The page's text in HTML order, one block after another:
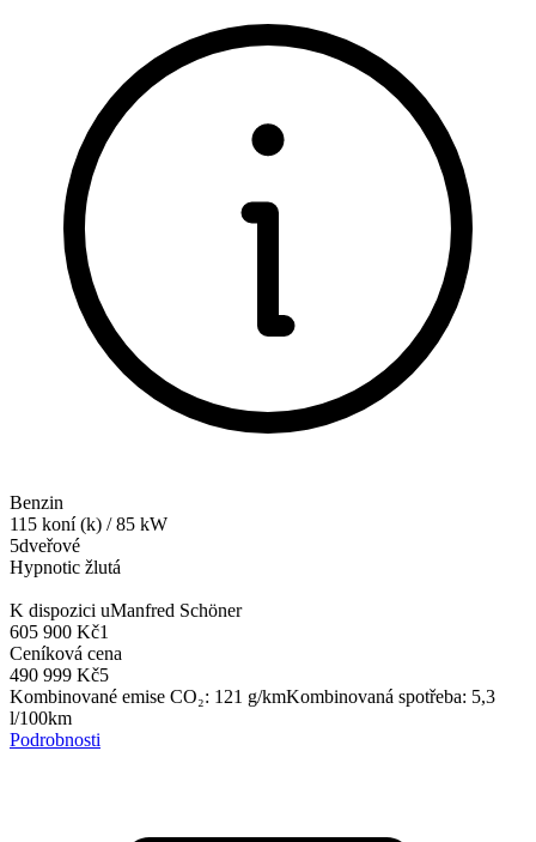
Benzin
115 koní (k) / 85 kW
5dveřové
Hypnotic žlutá
K dispozici uManfred Schöner
605 900 Kč1
Ceníková cena
490 999 Kč5
Kombinované emise CO₂: 121 g/kmKombinovaná spotřeba: 5,3
l/100km
Podrobnosti